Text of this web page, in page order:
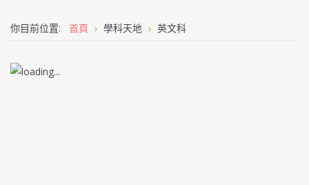
你目前位置: 首頁 學科天地 英文科